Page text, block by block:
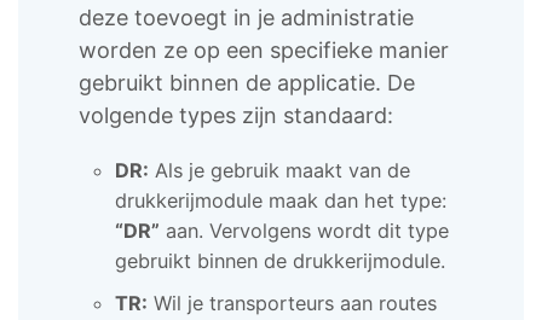
deze toevoegt in je administratie
worden ze op een specifieke manier
gebruikt binnen de applicatie. De
volgende types zijn standaard:
DR: Als je gebruik maakt van de
drukkerijmodule maak dan het type:
“DR” aan. Vervolgens wordt dit type
gebruikt binnen de drukkerijmodule.
TR: Wil je transporteurs aan routes